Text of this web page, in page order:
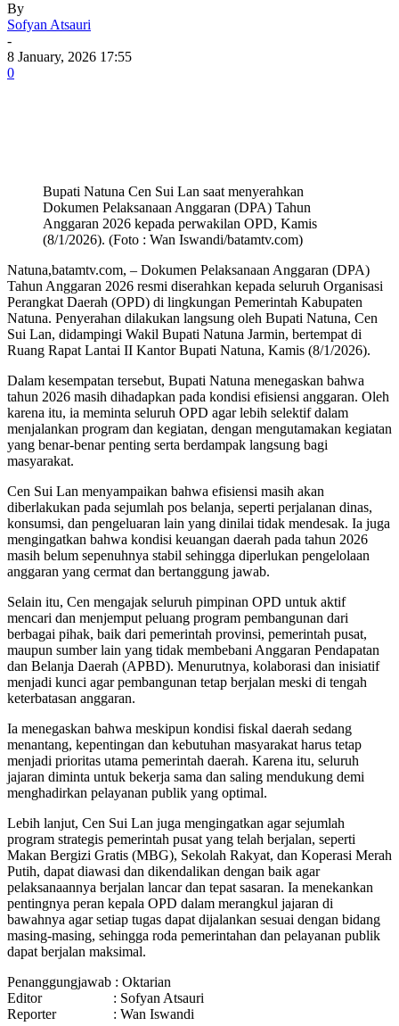
By
Sofyan Atsauri
-
8 January, 2026 17:55
0
Bupati Natuna Cen Sui Lan saat menyerahkan
Dokumen Pelaksanaan Anggaran (DPA) Tahun
Anggaran 2026 kepada perwakilan OPD, Kamis
(8/1/2026). (Foto : Wan Iswandi/batamtv.com)
Natuna,batamtv.com, – Dokumen Pelaksanaan Anggaran (DPA)
Tahun Anggaran 2026 resmi diserahkan kepada seluruh Organisasi
Perangkat Daerah (OPD) di lingkungan Pemerintah Kabupaten
Natuna. Penyerahan dilakukan langsung oleh Bupati Natuna, Cen
Sui Lan, didampingi Wakil Bupati Natuna Jarmin, bertempat di
Ruang Rapat Lantai II Kantor Bupati Natuna, Kamis (8/1/2026).
Dalam kesempatan tersebut, Bupati Natuna menegaskan bahwa
tahun 2026 masih dihadapkan pada kondisi efisiensi anggaran. Oleh
karena itu, ia meminta seluruh OPD agar lebih selektif dalam
menjalankan program dan kegiatan, dengan mengutamakan kegiatan
yang benar-benar penting serta berdampak langsung bagi
masyarakat.
Cen Sui Lan menyampaikan bahwa efisiensi masih akan
diberlakukan pada sejumlah pos belanja, seperti perjalanan dinas,
konsumsi, dan pengeluaran lain yang dinilai tidak mendesak. Ia juga
mengingatkan bahwa kondisi keuangan daerah pada tahun 2026
masih belum sepenuhnya stabil sehingga diperlukan pengelolaan
anggaran yang cermat dan bertanggung jawab.
Selain itu, Cen mengajak seluruh pimpinan OPD untuk aktif
mencari dan menjemput peluang program pembangunan dari
berbagai pihak, baik dari pemerintah provinsi, pemerintah pusat,
maupun sumber lain yang tidak membebani Anggaran Pendapatan
dan Belanja Daerah (APBD). Menurutnya, kolaborasi dan inisiatif
menjadi kunci agar pembangunan tetap berjalan meski di tengah
keterbatasan anggaran.
Ia menegaskan bahwa meskipun kondisi fiskal daerah sedang
menantang, kepentingan dan kebutuhan masyarakat harus tetap
menjadi prioritas utama pemerintah daerah. Karena itu, seluruh
jajaran diminta untuk bekerja sama dan saling mendukung demi
menghadirkan pelayanan publik yang optimal.
Lebih lanjut, Cen Sui Lan juga mengingatkan agar sejumlah
program strategis pemerintah pusat yang telah berjalan, seperti
Makan Bergizi Gratis (MBG), Sekolah Rakyat, dan Koperasi Merah
Putih, dapat diawasi dan dikendalikan dengan baik agar
pelaksanaannya berjalan lancar dan tepat sasaran. Ia menekankan
pentingnya peran kepala OPD dalam merangkul jajaran di
bawahnya agar setiap tugas dapat dijalankan sesuai dengan bidang
masing-masing, sehingga roda pemerintahan dan pelayanan publik
dapat berjalan maksimal.
Penanggungjawab : Oktarian
Editor : Sofyan Atsauri
Reporter : Wan Iswandi